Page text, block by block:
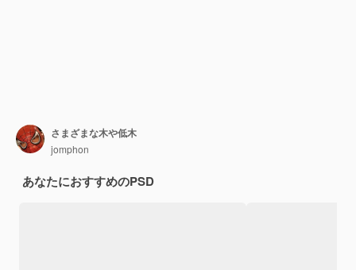
さまざまな木や低木
jomphon
あなたにおすすめのPSD